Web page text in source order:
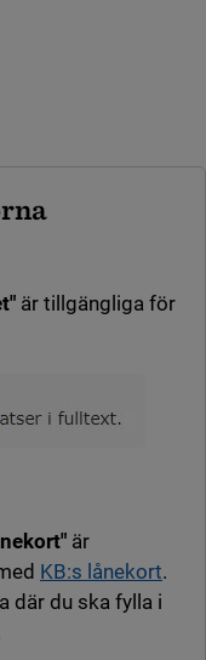
är tillgängliga för
är
KB:s lånekort.
där du ska fylla i